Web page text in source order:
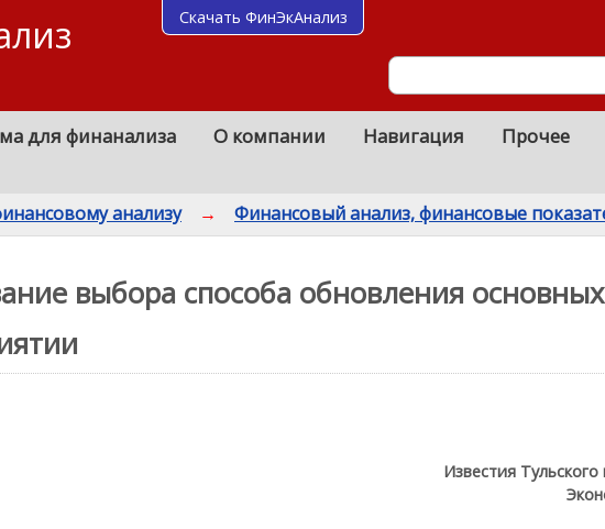
для финанализа О компании Навигация Прочее
анализу → Финансовый анализ, финансовые
выбора способа обновления
Известия Тульского
Скачать ФинЭкАнализ